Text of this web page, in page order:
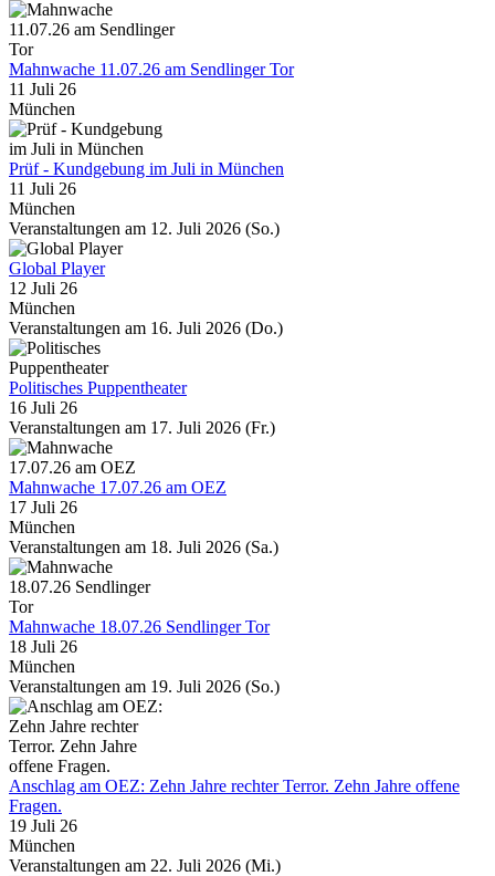
Mahnwache 11.07.26 am Sendlinger Tor
11 Juli 26
München
Prüf - Kundgebung im Juli in München
11 Juli 26
München
Veranstaltungen am 12. Juli 2026 (So.)
Global Player
12 Juli 26
München
Veranstaltungen am 16. Juli 2026 (Do.)
Politisches Puppentheater
16 Juli 26
Veranstaltungen am 17. Juli 2026 (Fr.)
Mahnwache 17.07.26 am OEZ
17 Juli 26
München
Veranstaltungen am 18. Juli 2026 (Sa.)
Mahnwache 18.07.26 Sendlinger Tor
18 Juli 26
München
Veranstaltungen am 19. Juli 2026 (So.)
Anschlag am OEZ: Zehn Jahre rechter Terror. Zehn Jahre offene
Fragen.
19 Juli 26
München
Veranstaltungen am 22. Juli 2026 (Mi.)